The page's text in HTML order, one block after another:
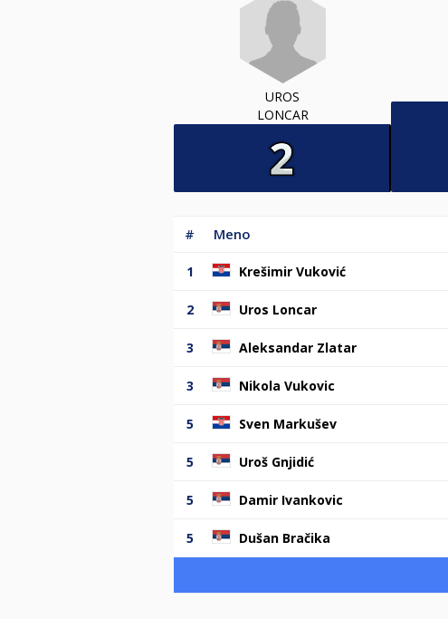
UROS
LONCAR
# Meno
1 Krešimir Vuković
2 Uros Loncar
3 Aleksandar Zlatar
3 Nikola Vukovic
5 Sven Markušev
5 Uroš Gnjidić
5 Damir Ivankovic
5 Dušan Bračika